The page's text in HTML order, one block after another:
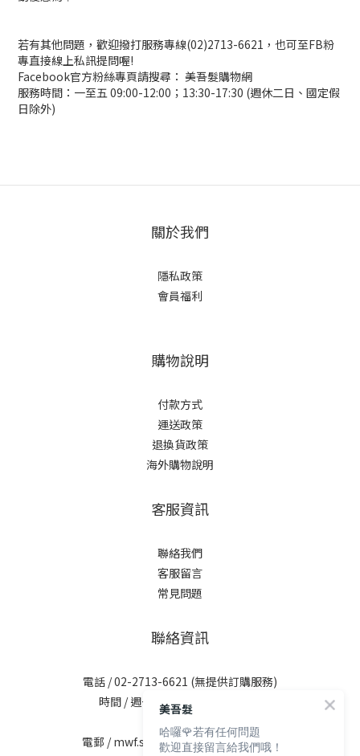
若有其他問題，歡迎撥打服務專線(02)2713-6621，也可至FB粉
專直接線上私訊提問喔!
Facebook官方粉絲專頁請搜尋： 美吾髮購物網
服務時間：一至五 09:00-12:00；13:30-17:30 (週休二日、國定假
日除外)
關於我們
隱私政策
會員福利
購物說明
付款方式
運送政策
退換貨政策
海外購物說明
客服資訊
聯絡我們
客服留言
常見問題
聯絡資訊
電話 / 02-2713-6621 (無提供訂購服務)
時間 / 週一至週五 09:30-12:00；
電郵 / mwf.service@maywufa.com.tw
美吾髮
哈囉🌹若有任何問題
歡迎直接留言給我們哦！